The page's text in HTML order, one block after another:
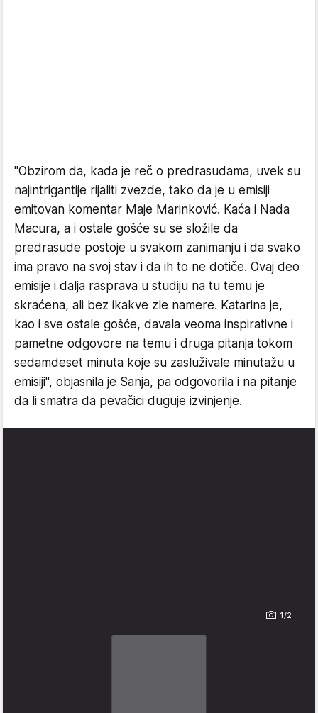
"Obzirom da, kada je reč o predrasudama, uvek su
najintrigantije rijaliti zvezde, tako da je u emisiji
emitovan komentar Maje Marinković. Kaća i Nada
Macura, a i ostale gošće su se složile da
predrasude postoje u svakom zanimanju i da svako
ima pravo na svoj stav i da ih to ne dotiče. Ovaj deo
emisije i dalja rasprava u studiju na tu temu je
skraćena, ali bez ikakve zle namere. Katarina je,
kao i sve ostale gošće, davala veoma inspirativne i
pametne odgovore na temu i druga pitanja tokom
sedamdeset minuta koje su zasluživale minutažu u
emisiji", objasnila je Sanja, pa odgovorila i na pitanje
da li smatra da pevačici duguje izvinjenje.
1/2